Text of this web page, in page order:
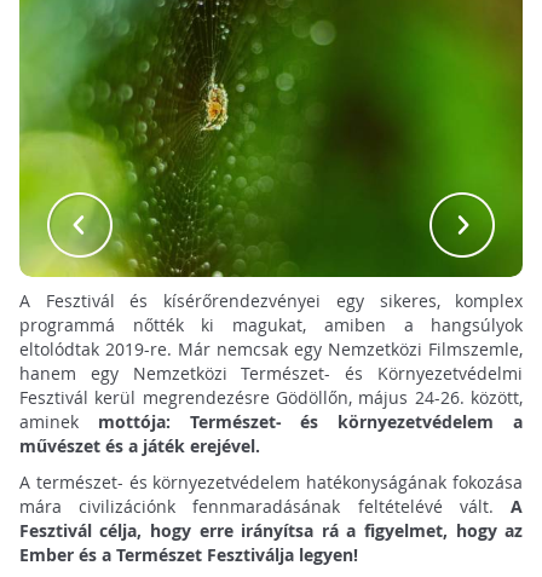
A Fesztivál és kísérőrendezvényei egy sikeres, komplex
programmá nőtték ki magukat, amiben a hangsúlyok
eltolódtak 2019-re. Már nemcsak egy Nemzetközi Filmszemle,
hanem egy Nemzetközi Természet- és Környezetvédelmi
Fesztivál kerül megrendezésre Gödöllőn, május 24-26. között,
aminek mottója:
Természet- és környezetvédelem a
művészet és a játék erejével.
A természet- és környezetvédelem hatékonyságának fokozása
mára civilizációnk fennmaradásának feltételévé vált.A
Fesztivál célja, hogy erre irányítsa rá a figyelmet, hogy az
Ember és a Természet Fesztiválja legyen!